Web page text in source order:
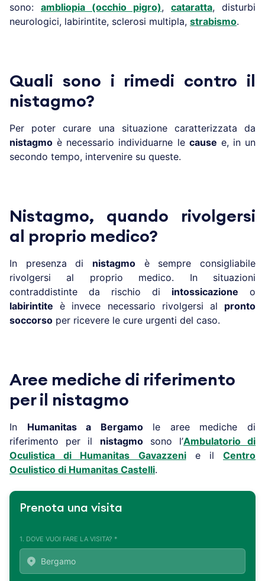
sono: ambliopia (occhio pigro), cataratta, disturbi
neurologici, labirintite, sclerosi multipla, strabismo.
Quali sono i rimedi contro il
nistagmo?
Per poter curare una situazione caratterizzata da
nistagmo è necessario individuarne le cause e, in un
secondo tempo, intervenire su queste.
Nistagmo, quando rivolgersi
al proprio medico?
In presenza di nistagmo è sempre consigliabile
rivolgersi al proprio medico. In situazioni
contraddistinte da rischio di intossicazione o
labirintite è invece necessario rivolgersi al pronto
soccorso per ricevere le cure urgenti del caso.
Aree mediche di riferimento
per il nistagmo
In Humanitas a Bergamo le aree mediche di
riferimento per il nistagmosono l’Ambulatoriodi
Oculistica di Humanitas Gavazzenie il Centro
Oculistico di Humanitas Castelli.
Prenota una visita
1. DOVE VUOI FARE LA VISITA? *